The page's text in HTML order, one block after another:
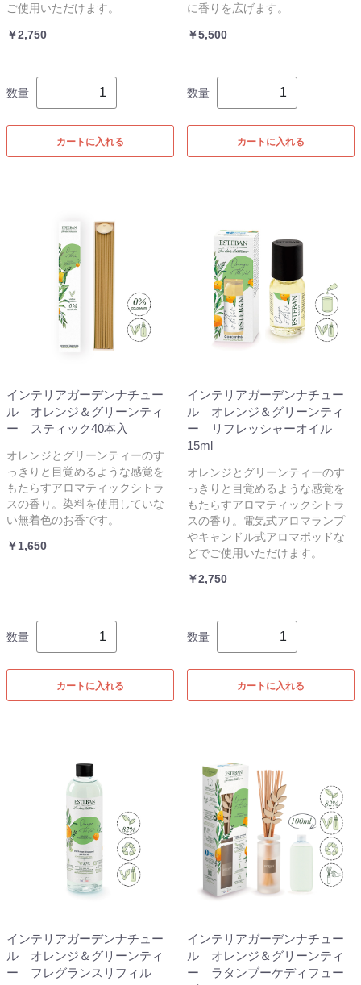
ご使用いただけます。
￥2,750
数量
カートに入れる
に香りを広げます。
￥5,500
数量
カートに入れる
インテリアガーデンナチュー
ル オレンジ＆グリーンティ
ー スティック40本入
オレンジとグリーンティーのす
っきりと目覚めるような感覚を
もたらすアロマティックシトラ
スの香り。染料を使用していな
い無着色のお香です。
￥1,650
数量
カートに入れる
インテリアガーデンナチュー
ル オレンジ＆グリーンティ
ー リフレッシャーオイル
15ml
オレンジとグリーンティーのす
っきりと目覚めるような感覚を
もたらすアロマティックシトラ
スの香り。電気式アロマランプ
やキャンドル式アロマポッドな
どでご使用いただけます。
￥2,750
数量
カートに入れる
インテリアガーデンナチュー
ル オレンジ＆グリーンティ
ー フレグランスリフィル
インテリアガーデンナチュー
ル オレンジ＆グリーンティ
ー ラタンブーケディフュー